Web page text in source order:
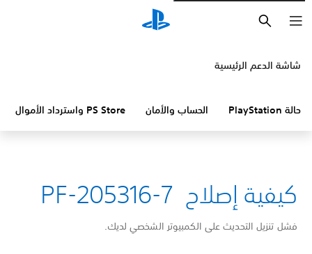
شاشة الدعم الرئيسية
حالة PlayStation الحساب والأمان PS Store واسترداد الأموال
كيفية إصلاح PF-205316-7
فشل تنزيل التحديث على الكمبيوتر الشخصي لديك.